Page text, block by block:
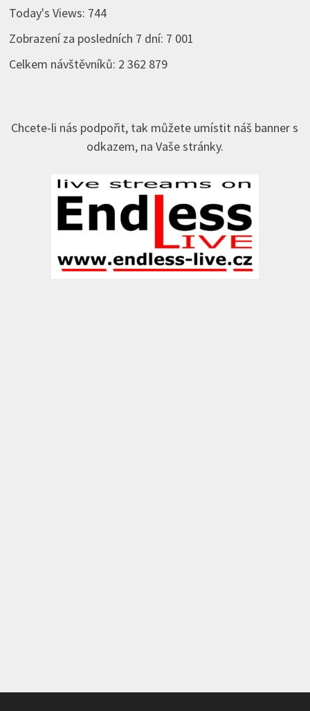
Today's Views: 744
Zobrazení za posledních 7 dní: 7 001
Celkem návštěvníků: 2 362 879
Chcete-li nás podpořit, tak můžete umístit náš banner s
odkazem, na Vaše stránky.